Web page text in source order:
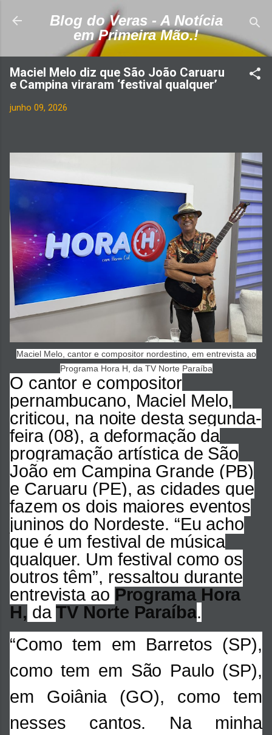
Pular para o conteúdo principal
Blog do Veras - A Notícia
em Primeira Mão.!
Maciel Melo diz que São João Caruaru
e Campina viraram ‘festival qualquer’
junho 09, 2026
Maciel Melo, cantor e compositor nordestino, em entrevista ao
Programa Hora H, da TV Norte Paraíba
O cantor e compositor
pernambucano, Maciel Melo,
criticou, na noite desta segunda-
feira (08), a deformação da
programação artística de São
João em Campina Grande (PB)
e Caruaru (PE), as cidades que
fazem os dois maiores eventos
juninos do Nordeste. “Eu acho
que é um festival de música
qualquer. Um festival como os
outros têm”, ressaltou durante
entrevista ao Programa Hora
H, da TV Norte Paraíba.
“Como tem em Barretos (SP),
como tem em São Paulo (SP),
em Goiânia (GO), como tem
nesses cantos. Na minha